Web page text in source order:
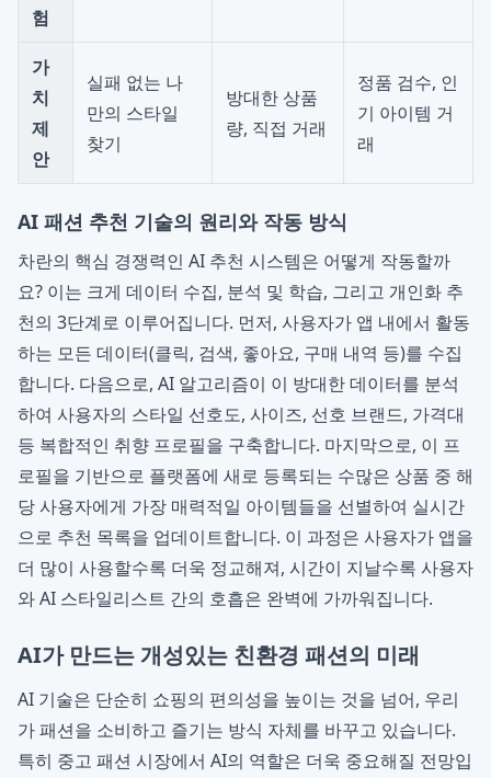
험
가
치
제
안
실패 없는 나
만의 스타일
찾기
방대한 상품
량, 직접 거래
정품 검수, 인
기 아이템 거
래
AI 패션 추천 기술의 원리와 작동 방식
차란의 핵심 경쟁력인 AI 추천 시스템은 어떻게 작동할까
요? 이는 크게 데이터 수집, 분석 및 학습, 그리고 개인화 추
천의 3단계로 이루어집니다. 먼저, 사용자가 앱 내에서 활동
하는 모든 데이터(클릭, 검색, 좋아요, 구매 내역 등)를 수집
합니다. 다음으로, AI 알고리즘이 이 방대한 데이터를 분석
하여 사용자의 스타일 선호도, 사이즈, 선호 브랜드, 가격대
등 복합적인 취향 프로필을 구축합니다. 마지막으로, 이 프
로필을 기반으로 플랫폼에 새로 등록되는 수많은 상품 중 해
당 사용자에게 가장 매력적일 아이템들을 선별하여 실시간
으로 추천 목록을 업데이트합니다. 이 과정은 사용자가 앱을
더 많이 사용할수록 더욱 정교해져, 시간이 지날수록 사용자
와 AI 스타일리스트 간의 호흡은 완벽에 가까워집니다.
AI가 만드는 개성있는 친환경 패션의 미래
AI 기술은 단순히 쇼핑의 편의성을 높이는 것을 넘어, 우리
가 패션을 소비하고 즐기는 방식 자체를 바꾸고 있습니다.
특히 중고 패션 시장에서 AI의 역할은 더욱 중요해질 전망입